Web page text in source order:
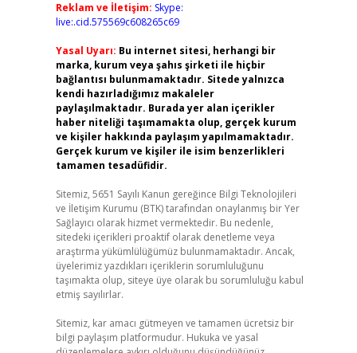
Reklam ve İletişim: Skype:
live:.cid.575569c608265c69
Yasal Uyarı: Bu internet sitesi, herhangi bir
marka, kurum veya şahıs şirketi ile hiçbir
bağlantısı bulunmamaktadır. Sitede yalnızca
kendi hazırladığımız makaleler
paylaşılmaktadır. Burada yer alan içerikler
haber niteliği taşımamakta olup, gerçek kurum
ve kişiler hakkında paylaşım yapılmamaktadır.
Gerçek kurum ve kişiler ile isim benzerlikleri
tamamen tesadüfidir.
Sitemiz, 5651 Sayılı Kanun gereğince Bilgi Teknolojileri
ve İletişim Kurumu (BTK) tarafından onaylanmış bir Yer
Sağlayıcı olarak hizmet vermektedir. Bu nedenle,
sitedeki içerikleri proaktif olarak denetleme veya
araştırma yükümlülüğümüz bulunmamaktadır. Ancak,
üyelerimiz yazdıkları içeriklerin sorumluluğunu
taşımakta olup, siteye üye olarak bu sorumluluğu kabul
etmiş sayılırlar.
Sitemiz, kar amacı gütmeyen ve tamamen ücretsiz bir
bilgi paylaşım platformudur. Hukuka ve yasal